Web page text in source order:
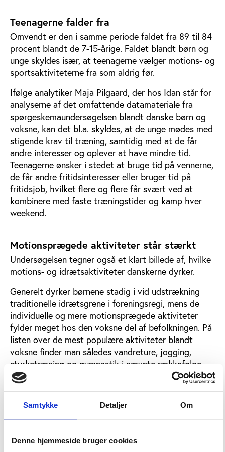
Samtykke Detaljer Om
Denne hjemmeside bruger cookies
Teenagerne falder fra
Omvendt er den i samme periode faldet fra 89 til 84
procent blandt de 7-15-årige. Faldet blandt børn og
unge skyldes især, at teenagerne vælger motions- og
sportsaktiviteterne fra som aldrig før.
Ifølge analytiker Maja Pilgaard, der hos Idan står for
analyserne af det omfattende datamateriale fra
spørgeskemaundersøgelsen blandt danske børn og
voksne, kan det bl.a. skyldes, at de unge mødes med
stigende krav til træning, samtidig med at de får
andre interesser og oplever at have mindre tid.
Teenagerne ønsker i stedet at bruge tid på vennerne,
de får andre fritidsinteresser eller bruger tid på
fritidsjob, hvilket flere og flere får svært ved at
kombinere med faste træningstider og kamp hver
weekend.
Motionsprægede aktiviteter står stærkt
Undersøgelsen tegner også et klart billede af, hvilke
motions- og idrætsaktiviteter danskerne dyrker.
Generelt dyrker børnene stadig i vid udstrækning
traditionelle idrætsgrene i foreningsregi, mens de
individuelle og mere motionsprægede aktiviteter
fylder meget hos den voksne del af befolkningen. På
listen over de mest populære aktiviteter blandt
voksne finder man således vandreture, jogging,
styrketræning og gymnastik i nævnte rækkefølge.
Først længere nede på listen møder man en stor
idrætsgren som fodbold Fodbold er dog klart den
mest populære aktivitet blandt børnene, som på de
efterfølgende pladser har svømning og gymnastik.
Politisk fortolkning af tendenserne